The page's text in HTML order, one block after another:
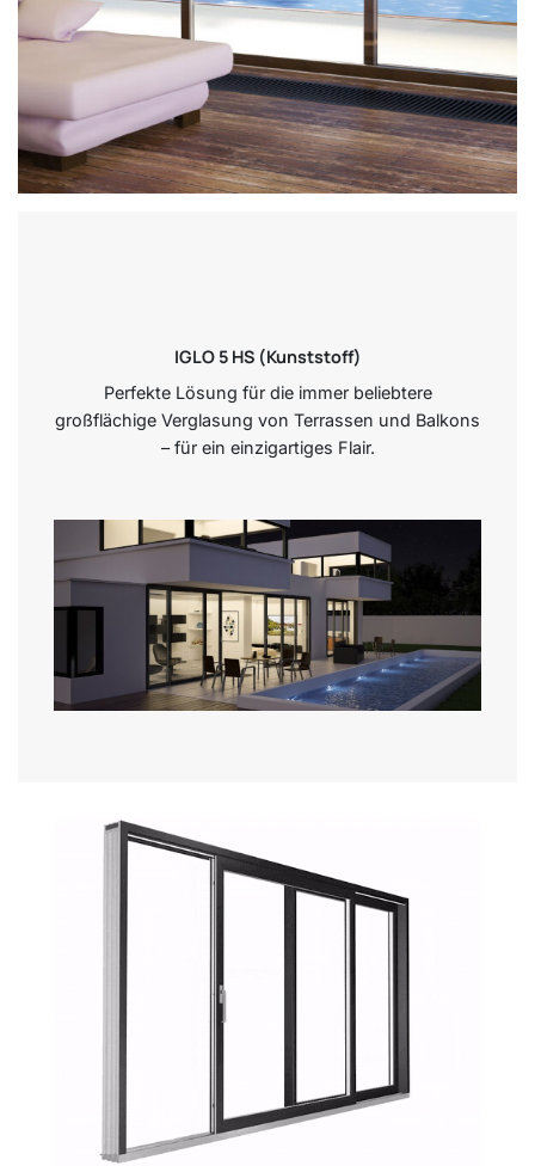
IGLO 5 HS (Kunststoff)
Perfekte Lösung für die immer beliebtere
großflächige Verglasung von Terrassen und Balkons
– für ein einzigartiges Flair.